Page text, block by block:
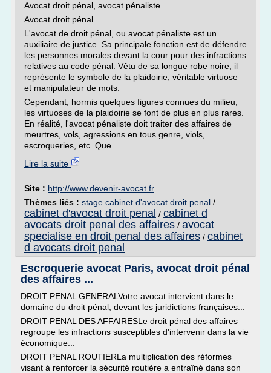
Avocat droit pénal, avocat pénaliste
Avocat droit pénal
L'avocat de droit pénal, ou avocat pénaliste est un
auxiliaire de justice. Sa principale fonction est de défendre
les personnes morales devant la cour pour des infractions
relatives au code pénal. Vêtu de sa longue robe noire, il
représente le symbole de la plaidoirie, véritable virtuose
et manipulateur de mots.
Cependant, hormis quelques figures connues du milieu,
les virtuoses de la plaidoirie se font de plus en plus rares.
En réalité, l'avocat pénaliste doit traiter des affaires de
meurtres, vols, agressions en tous genre, viols,
escroqueries, etc. Que...
Lire la suite
Site : http://www.devenir-avocat.fr
Thèmes liés : stage cabinet d'avocat droit penal /
cabinet d'avocat droit penal / cabinet d
avocats droit penal des affaires / avocat
specialise en droit penal des affaires / cabinet
d avocats droit penal
Escroquerie avocat Paris, avocat droit pénal
des affaires ...
DROIT PENAL GENERALVotre avocat intervient dans le
domaine du droit pénal, devant les juridictions françaises...
DROIT PENAL DES AFFAIRESLe droit pénal des affaires
regroupe les infractions susceptibles d'intervenir dans la vie
économique...
DROIT PENAL ROUTIERLa multiplication des réformes
visant à renforcer la sécurité routière a entraîné dans son